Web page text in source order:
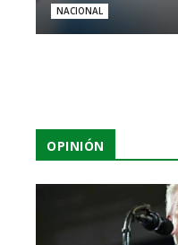
NACIONAL
OPINIÓN